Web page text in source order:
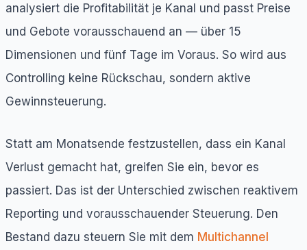
analysiert die Profitabilität je Kanal und passt Preise
und Gebote vorausschauend an — über 15
Dimensionen und fünf Tage im Voraus. So wird aus
Controlling keine Rückschau, sondern aktive
Gewinnsteuerung.
Statt am Monatsende festzustellen, dass ein Kanal
Verlust gemacht hat, greifen Sie ein, bevor es
passiert. Das ist der Unterschied zwischen reaktivem
Reporting und vorausschauender Steuerung. Den
Bestand dazu steuern Sie mit dem Multichannel